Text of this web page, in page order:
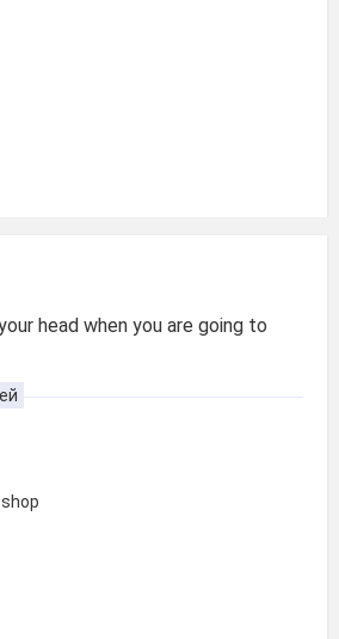
head when you are going to